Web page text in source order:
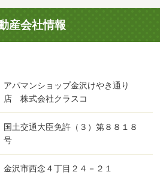
産会社情報
アパマンショップ金沢けやき通り
店 株式会社クラスコ
国土交通大臣免許（３）第８８１８
号
金沢市西念４丁目２４－２１